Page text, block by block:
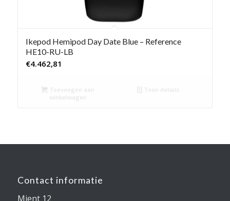
Ikepod Hemipod Day Date Blue – Reference
HE10-RU-LB
€4.462,81
Toevoegen aan
winkelwagen
Toon details
Contact informatie
Mient 12